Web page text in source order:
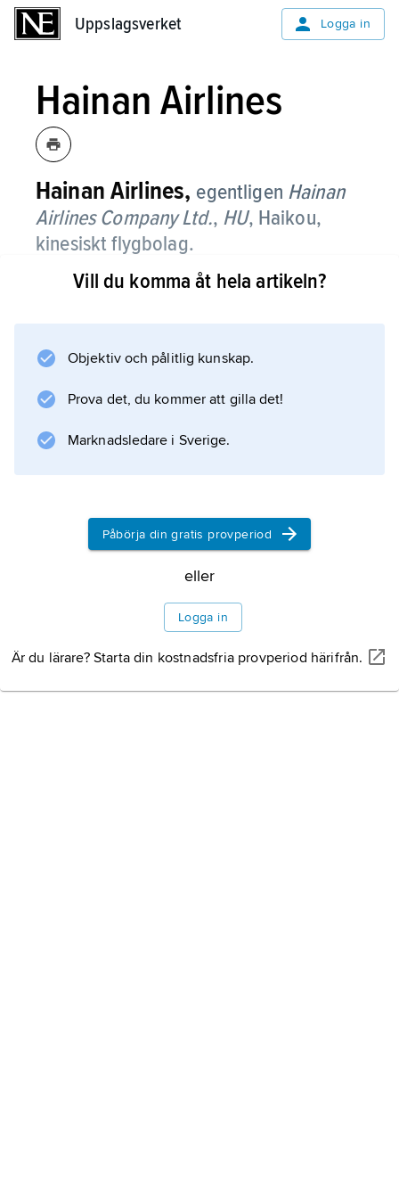
Uppslagsverket Logga in
Hainan Airlines
Hainan Airlines, egentligen Hainan
Airlines Company Ltd., HU, Haikou,
kinesiskt flygbolag.
Hainan Airlines bildades 1989 som
Vill du komma åt hela artikeln?
Objektiv och pålitlig kunskap.
Prova det, du kommer att gilla det!
Marknadsledare i Sverige.
Påbörja din gratis provperiod
eller
Logga in
Är du lärare? Starta din kostnadsfria provperiod härifrån.